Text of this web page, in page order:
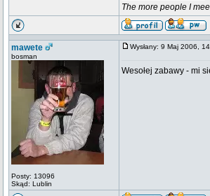
The more people I
mawete
bosman
Posty: 13096
Skąd: Lublin
Wysłany: 9 Maj 2006,
Wesołej zabawy - mi